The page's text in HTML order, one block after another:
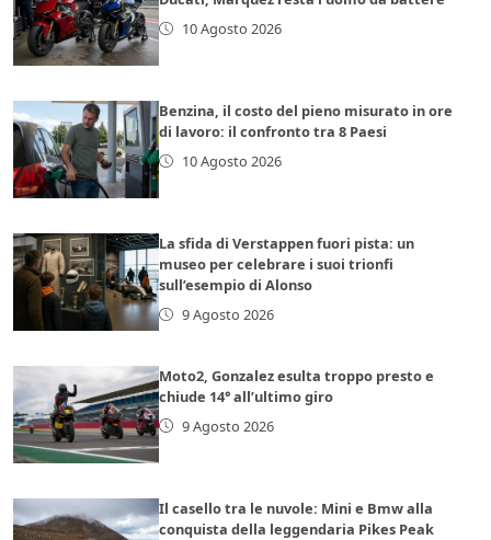
10 Agosto 2026
Benzina, il costo del pieno misurato in ore
di lavoro: il confronto tra 8 Paesi
10 Agosto 2026
La sfida di Verstappen fuori pista: un
museo per celebrare i suoi trionfi
sull’esempio di Alonso
9 Agosto 2026
Moto2, Gonzalez esulta troppo presto e
chiude 14° all’ultimo giro
9 Agosto 2026
Il casello tra le nuvole: Mini e Bmw alla
conquista della leggendaria Pikes Peak